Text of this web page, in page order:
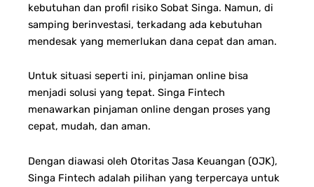
kebutuhan dan profil risiko Sobat Singa. Namun, di
samping berinvestasi, terkadang ada kebutuhan
mendesak yang memerlukan dana cepat dan aman.
Untuk situasi seperti ini, pinjaman online bisa
menjadi solusi yang tepat. Singa Fintech
menawarkan pinjaman online dengan proses yang
cepat, mudah, dan aman.
Dengan diawasi oleh Otoritas Jasa Keuangan (OJK),
Singa Fintech adalah pilihan yang terpercaya untuk